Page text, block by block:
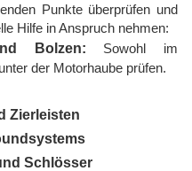
Punkte überprüfen und
Hilfe in Anspruch nehmen:
Bolzen: Sowohl im
der Motorhaube prüfen.
Zierleisten
Schlösser